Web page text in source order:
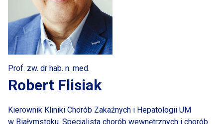
Prof. zw. dr hab. n. med.
Robert Flisiak
Kierownik Kliniki Chorób Zakaźnych i Hepatologii UM
w Białymstoku. Specjalista chorób wewnętrznych i chorób